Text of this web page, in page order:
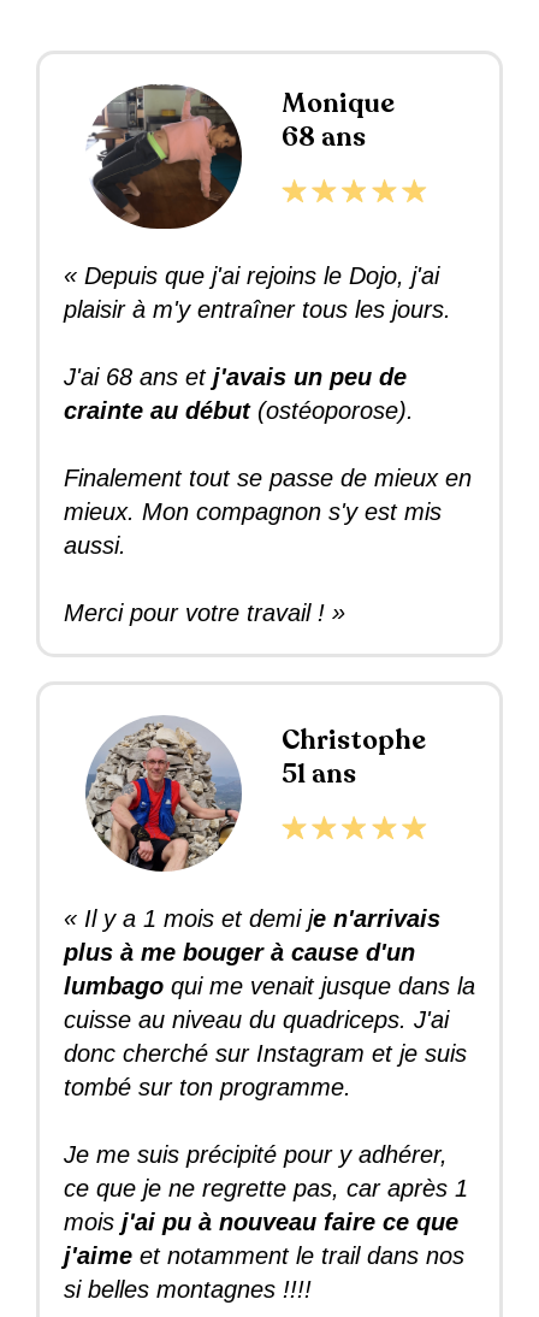
Monique
68 ans
« Depuis que j'ai rejoins le Dojo, j'ai
plaisir à m'y entraîner tous les jours.
J'ai 68 ans et j'avais un peu de
crainte au début(ostéoporose).
Finalement tout se passe de mieux en
mieux. Mon compagnon s'y est mis
aussi.
Merci pour votre travail ! »
Christophe
51 ans
« Il y a 1 mois et demi je n'arrivais
plus à me bouger à cause d'un
lumbago qui me venait jusque dans la
cuisse au niveau du quadriceps. J'ai
donc cherché sur Instagram et je suis
tombé sur ton programme.
Je me suis précipité pour y adhérer,
ce que je ne regrette pas, car après 1
mois j'ai pu à nouveau faire ce que
j'aime et notamment le trail dans nos
si belles montagnes !!!!